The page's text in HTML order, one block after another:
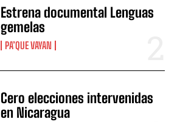
Estrena documental Lenguas
gemelas
PA’QUE VAYAN
Cero elecciones intervenidas
en Nicaragua